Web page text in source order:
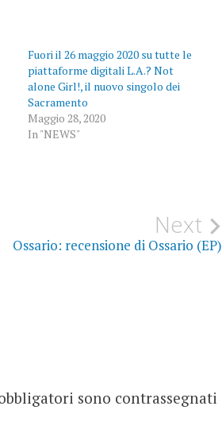
Fuori il 26 maggio 2020 su tutte le
piattaforme digitali L.A.? Not
alone Girl!, il nuovo singolo dei
Sacramento
Maggio 28, 2020
In "NEWS"
Next
Ossario: recensione di Ossario (EP)
sono contrassegnati